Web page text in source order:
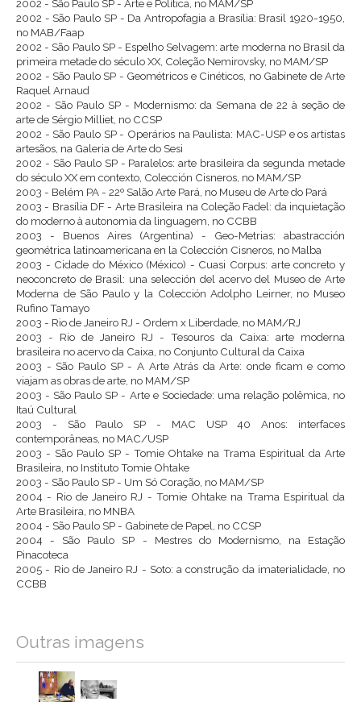
2002 - São Paulo SP - Arte e Política, no MAM/SP
2002 - São Paulo SP - Da Antropofagia a Brasília: Brasil 1920-1950,
no MAB/Faap
2002 - São Paulo SP - Espelho Selvagem: arte moderna no Brasil da
primeira metade do século XX, Coleção Nemirovsky, no MAM/SP
2002 - São Paulo SP - Geométricos e Cinéticos, no Gabinete de Arte
Raquel Arnaud
2002 - São Paulo SP - Modernismo: da Semana de 22 à seção de
arte de Sérgio Milliet, no CCSP
2002 - São Paulo SP - Operários na Paulista: MAC-USP e os artistas
artesãos, na Galeria de Arte do Sesi
2002 - São Paulo SP - Paralelos: arte brasileira da segunda metade
do século XX em contexto, Colección Cisneros, no MAM/SP
2003 - Belém PA - 22º Salão Arte Pará, no Museu de Arte do Pará
2003 - Brasília DF - Arte Brasileira na Coleção Fadel: da inquietação
do moderno à autonomia da linguagem, no CCBB
2003 - Buenos Aires (Argentina) - Geo-Metrias: abastracción
geométrica latinoamericana en la Colección Cisneros, no Malba
2003 - Cidade do México (México) - Cuasi Corpus: arte concreto y
neoconcreto de Brasil: una selección del acervo del Museo de Arte
Moderna de São Paulo y la Colección Adolpho Leirner, no Museo
Rufino Tamayo
2003 - Rio de Janeiro RJ - Ordem x Liberdade, no MAM/RJ
2003 - Rio de Janeiro RJ - Tesouros da Caixa: arte moderna
brasileira no acervo da Caixa, no Conjunto Cultural da Caixa
2003 - São Paulo SP - A Arte Atrás da Arte: onde ficam e como
viajam as obras de arte, no MAM/SP
2003 - São Paulo SP - Arte e Sociedade: uma relação polêmica, no
Itaú Cultural
2003 - São Paulo SP - MAC USP 40 Anos: interfaces
contemporâneas, no MAC/USP
2003 - São Paulo SP - Tomie Ohtake na Trama Espiritual da Arte
Brasileira, no Instituto Tomie Ohtake
2003 - São Paulo SP - Um Só Coração, no MAM/SP
2004 - Rio de Janeiro RJ - Tomie Ohtake na Trama Espiritual da
Arte Brasileira, no MNBA
2004 - São Paulo SP - Gabinete de Papel, no CCSP
2004 - São Paulo SP - Mestres do Modernismo, na Estação
Pinacoteca
2005 - Rio de Janeiro RJ - Soto: a construção da imaterialidade, no
CCBB
Outras imagens